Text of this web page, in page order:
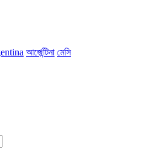
আর্জেন্টিনা মেসি